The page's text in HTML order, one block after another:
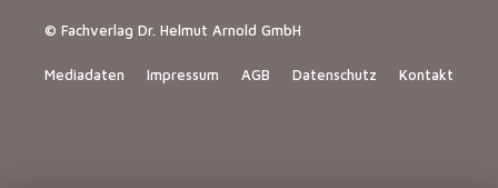
© Fachverlag Dr. Helmut Arnold GmbH
Mediadaten Impressum AGB Datenschutz Kontakt